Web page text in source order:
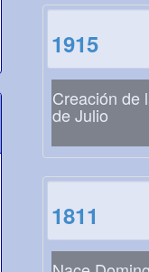
1915
Creación de
de Julio
1811